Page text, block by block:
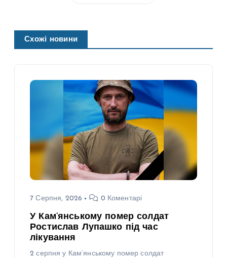
Схожі новини
7 Серпня, 2026 0 Коментарі
У Кам’янському помер солдат
Ростислав Лупашко під час
лікування
2 серпня у Кам’янському помер солдат